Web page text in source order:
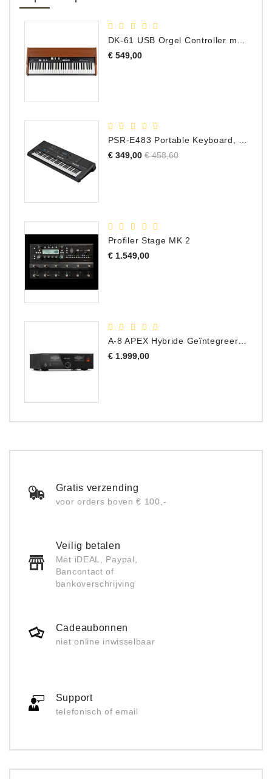
€ 549,00Prijs
PSR-E483 Portable Keyboard, 61 Toetsen
€ 349,00 Normale
€ 458,60Prijs
Profiler Stage MK 2
€ 1.549,00Prijs
€ 1.999,00Prijs
Gratis verzending
voor orders boven € 100,-
Veilig betalen
Met iDEAL, Paypal,
Bancontact of
bankoverschrijving
Cadeaubonnen
niet online inwisselbaar
Support
telefonisch of email